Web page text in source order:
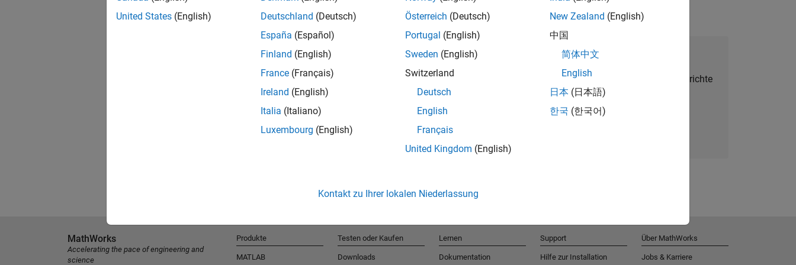
Talent Network beitreten
Erhalten Sie personalisierte Stellenangebote, Berichte
und Unternehmensneuigkeiten.
United States (English)
Deutschland (Deutsch)
España (Español)
Finland (English)
France (Français)
Ireland (English)
Italia (Italiano)
Luxembourg (English)
Österreich (Deutsch)
Portugal (English)
Sweden (English)
Switzerland
Deutsch
English
Français
United Kingdom (English)
New Zealand (English)
中国
简体中文
English
日本 (日本語)
한국 (한국어)
Kontakt zu Ihrer lokalen Niederlassung
MathWorks
Accelerating the pace of engineering and
science
Produkte
MATLAB
Testen oder Kaufen
Downloads
Lernen
Dokumentation
Support
Hilfe zur Installation
Über MathWorks
Jobs & Karriere